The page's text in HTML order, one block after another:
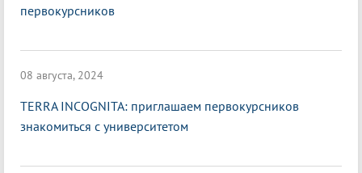
первокурсников
08 августа, 2024
TERRA INCOGNITA: приглашаем первокурсников
знакомиться с университетом